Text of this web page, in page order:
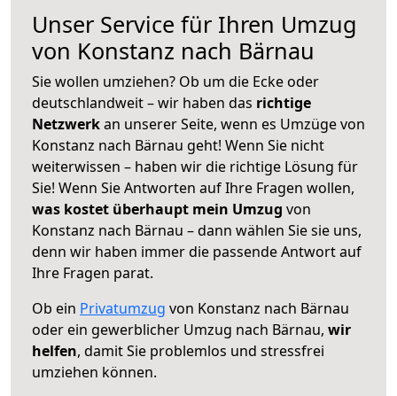
Unser Service für Ihren Umzug
von Konstanz nach Bärnau
Sie wollen umziehen? Ob um die Ecke oder
deutschlandweit – wir haben das richtige
Netzwerkan unserer Seite, wenn es Umzüge von
Konstanz nach Bärnau geht! Wenn Sie nicht
weiterwissen – haben wir die richtige Lösung für
Sie! Wenn Sie Antworten auf Ihre Fragen wollen,
was kostet überhaupt mein Umzug von
Konstanz nach Bärnau – dann wählen Sie sie uns,
denn wir haben immer die passende Antwort auf
Ihre Fragen parat.
Ob ein Privatumzug von Konstanz nach Bärnau
oder ein gewerblicher Umzug nach Bärnau, wir
helfen, damit Sie problemlos und stressfrei
umziehen können.